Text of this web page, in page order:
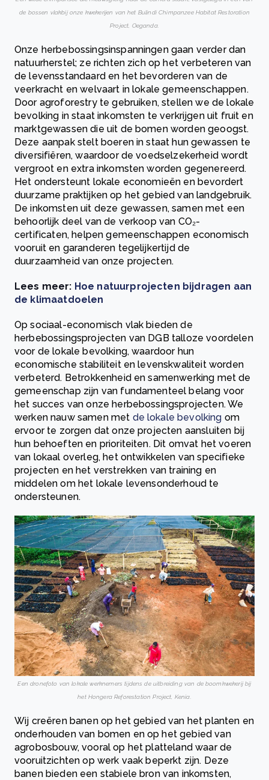
de bossen vlakbij onze kwekerijen van het Bulindi Chimpanzee Habitat Restoration
Project, Oeganda.
Onze herbebossingsinspanningen gaan verder dan
natuurherstel; ze richten zich op het verbeteren van
de levensstandaard en het bevorderen van de
veerkracht en welvaart in lokale gemeenschappen.
Door agroforestry te gebruiken, stellen we de lokale
bevolking in staat inkomsten te verkrijgen uit fruit en
marktgewassen die uit de bomen worden geoogst.
Deze aanpak stelt boeren in staat hun gewassen te
diversifiëren, waardoor de voedselzekerheid wordt
vergroot en extra inkomsten worden gegenereerd.
Het ondersteunt lokale economieën en bevordert
duurzame praktijken op het gebied van landgebruik.
De inkomsten uit deze gewassen, samen met een
behoorlijk deel van de verkoop van CO₂-
certificaten, helpen gemeenschappen economisch
vooruit en garanderen tegelijkertijd de
duurzaamheid van onze projecten.
Lees meer: Hoe natuurprojecten bijdragen aan
de klimaatdoelen
Op sociaal-economisch vlak bieden de
herbebossingsprojecten van DGB talloze voordelen
voor de lokale bevolking, waardoor hun
economische stabiliteit en levenskwaliteit worden
verbeterd. Betrokkenheid en samenwerking met de
gemeenschap zijn van fundamenteel belang voor
het succes van onze herbebossingsprojecten. We
werken nauw samen met de lokale bevolking om
ervoor te zorgen dat onze projecten aansluiten bij
hun behoeften en prioriteiten. Dit omvat het voeren
van lokaal overleg, het ontwikkelen van specifieke
projecten en het verstrekken van training en
middelen om het lokale levensonderhoud te
ondersteunen.
Een dronefoto van lokale werknemers tijdens de uitbreiding van de boomkwekerij bij
het Hongera Reforestation Project, Kenia.
Wij creëren banen op het gebied van het planten en
onderhouden van bomen en op het gebied van
agrobosbouw, vooral op het platteland waar de
vooruitzichten op werk vaak beperkt zijn. Deze
banen bieden een stabiele bron van inkomsten,